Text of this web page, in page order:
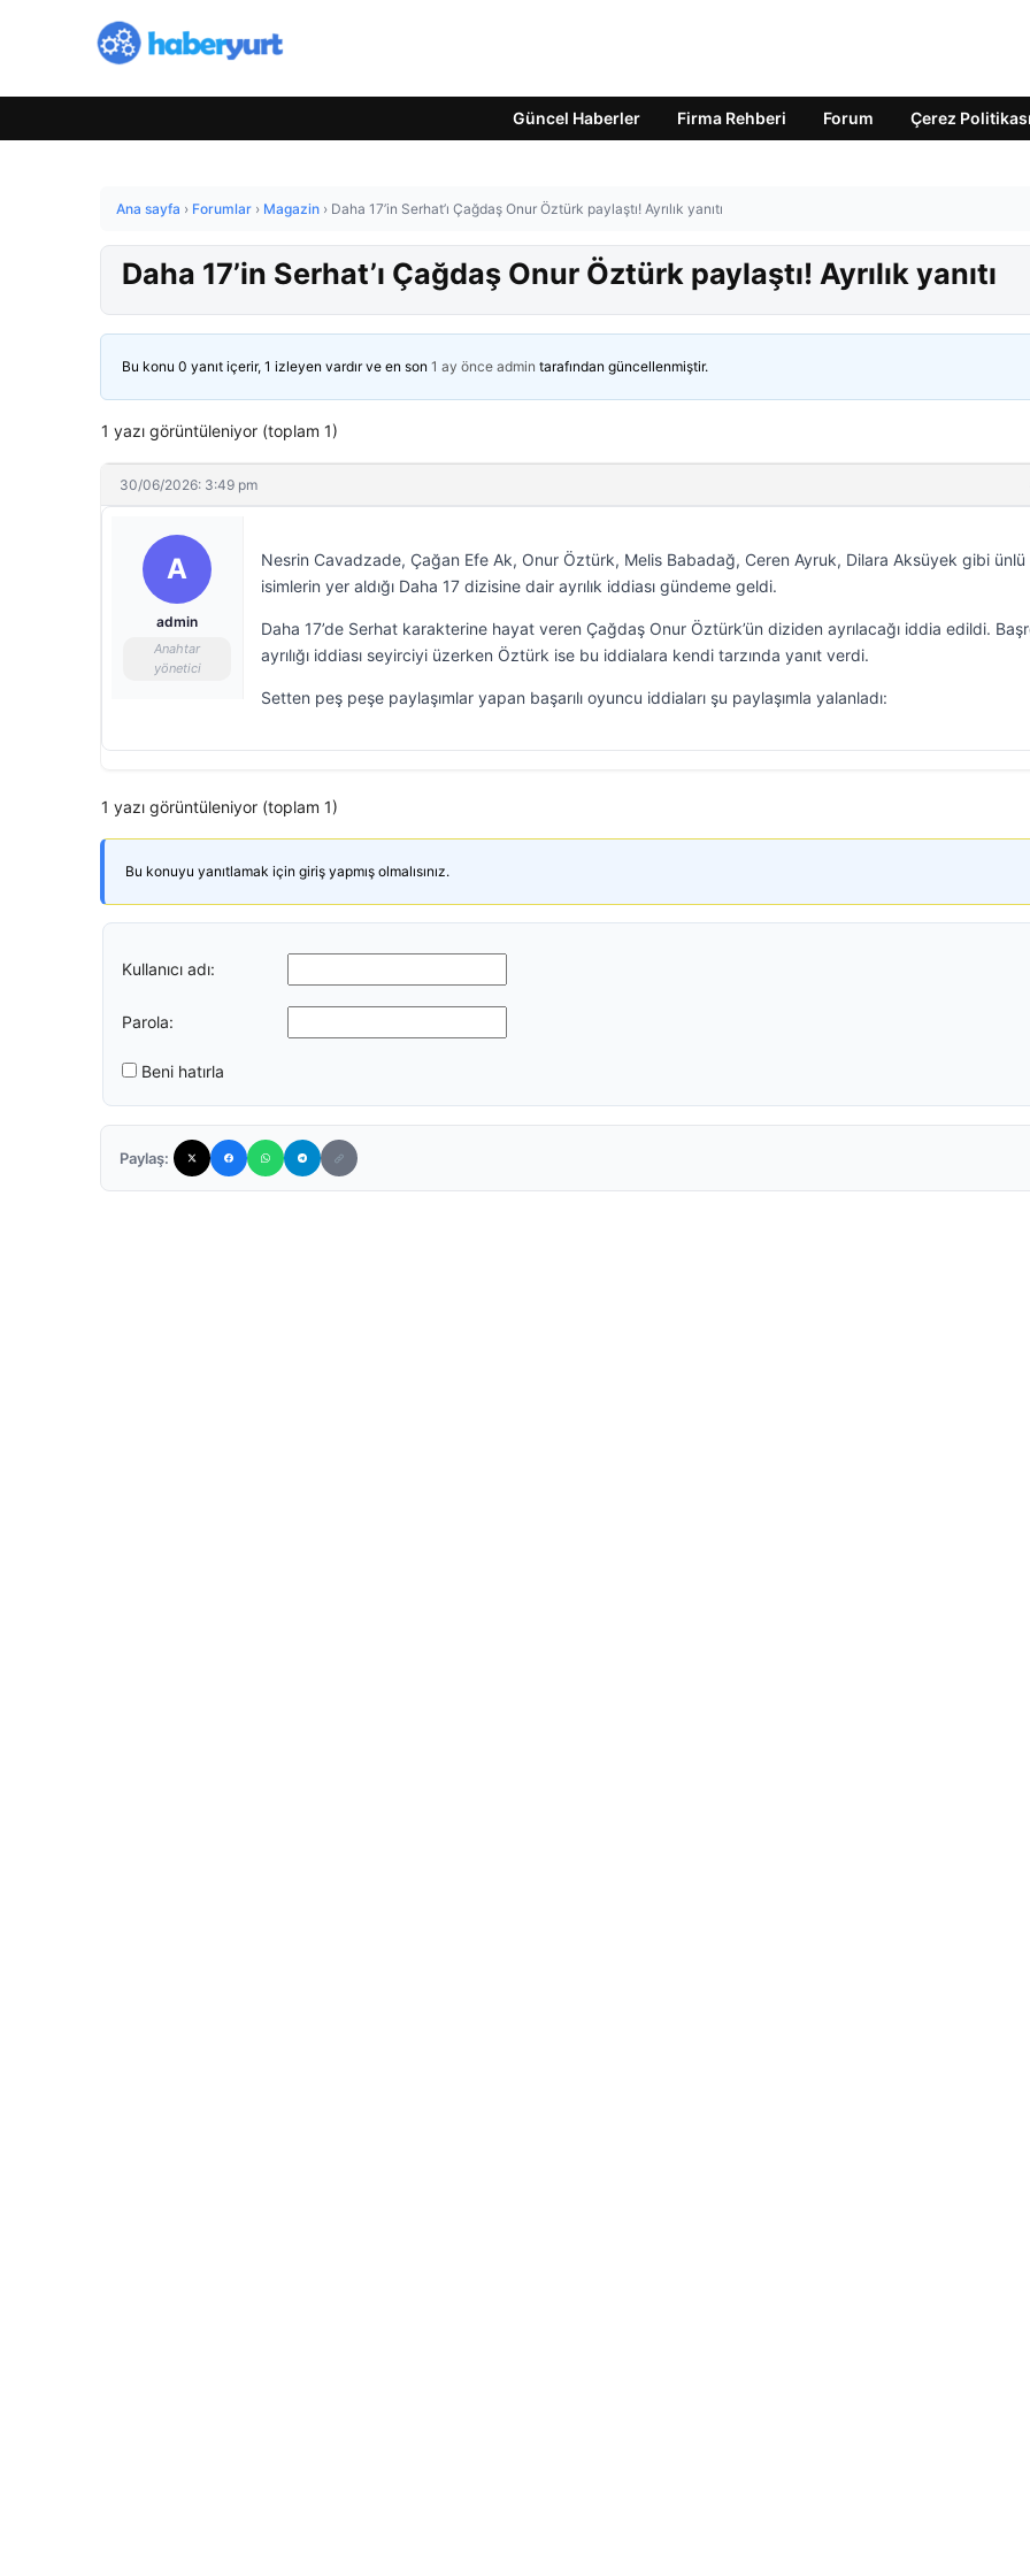
Güncel Haberler Firma Rehberi Forum Çerez Politikası
Ana sayfa › Forumlar › Magazin › Daha 17’in Serhat’ı Çağdaş Onur Öztürk paylaştı! Ayrılık yanıtı
Daha 17’in Serhat’ı Çağdaş Onur Öztürk paylaştı! Ayrılık yanıtı
Bu konu 0 yanıt içerir, 1 izleyen vardır ve en son 1 ay önce admin tarafından güncellenmiştir.
1 yazı görüntüleniyor (toplam 1)
30/06/2026: 3:49 pm
A
admin
Anahtar
yönetici
Nesrin Cavadzade, Çağan Efe Ak, Onur Öztürk, Melis Babadağ, Ceren Ayruk, Dilara Aksüyek gibi ünlü
isimlerin yer aldığı Daha 17 dizisine dair ayrılık iddiası gündeme geldi.
Daha 17’de Serhat karakterine hayat veren Çağdaş Onur Öztürk’ün diziden ayrılacağı iddia edildi.
ayrılığı iddiası seyirciyi üzerken Öztürk ise bu iddialara kendi tarzında yanıt verdi.
Setten peş peşe paylaşımlar yapan başarılı oyuncu iddiaları şu paylaşımla yalanladı:
1 yazı görüntüleniyor (toplam 1)
Bu konuyu yanıtlamak için giriş yapmış olmalısınız.
Kullanıcı adı:
Parola:
Beni hatırla
Paylaş: